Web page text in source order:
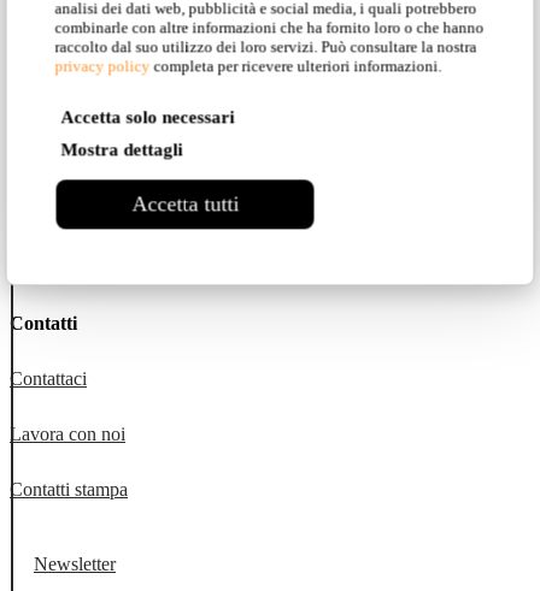
analisi dei dati web, pubblicità e social media, i quali potrebbero
combinarle con altre informazioni che ha fornito loro o che hanno
raccolto dal suo utilizzo dei loro servizi. Può consultare la nostra
privacy policy completa per ricevere ulteriori informazioni.
Accetta solo necessari
Mostra dettagli
Accetta tutti
Instagram
Pinterest
Contatti
Contattaci
Lavora con noi
Contatti stampa
Newsletter